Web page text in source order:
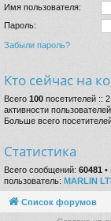
Имя пользователя:
Пароль:
Забыли пароль?
Кто сейчас на
Всего 100 посетителей ::
активности
Больше всего
Статистика
Всего сообщений: 60481 •
пользователь: MARLIN
Список форумов